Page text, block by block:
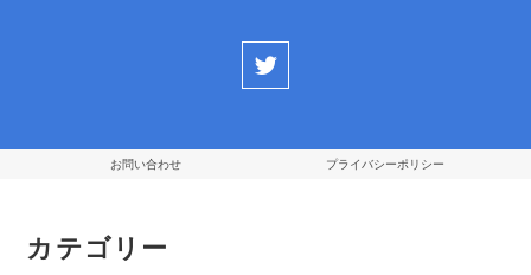
お問い合わせ プライバシーポリシー
カテゴリー